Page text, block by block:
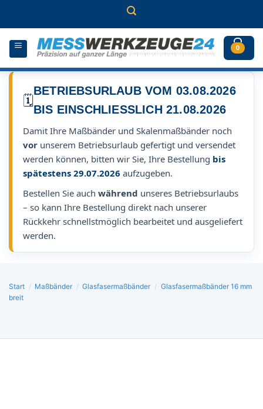
0
🗓️
BETRIEBSURLAUB VOM 03.08.2026
BIS EINSCHLIESSLICH 21.08.2026
Damit Ihre Maßbänder und Skalenmaßbänder noch
vor unserem Betriebsurlaub gefertigt und versendet
werden können, bitten wir Sie, Ihre Bestellung bis
spätestens 29.07.2026 aufzugeben.
Bestellen Sie auch während unseres Betriebsurlaubs
– so kann Ihre Bestellung direkt nach unserer
Rückkehr schnellstmöglich bearbeitet und ausgeliefert
werden.
Start / Maßbänder / Glasfasermaßbänder / Glasfasermaßbänder 16 mm
breit